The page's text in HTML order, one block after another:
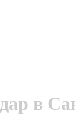
в